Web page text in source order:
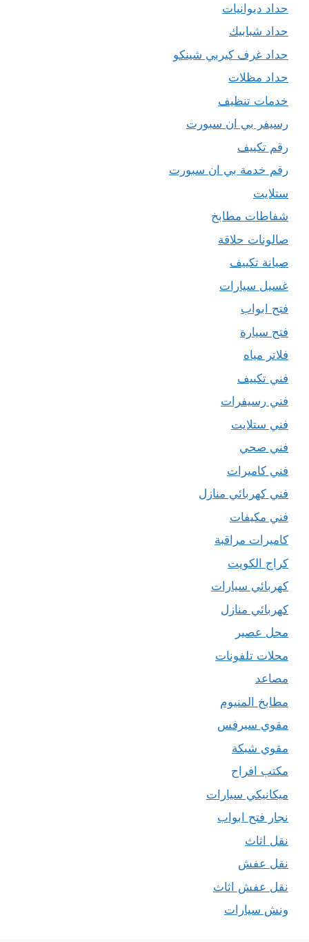
حداد ديوانيات
حداد شبابيك
حداد غرف كيربي شينكو
حداد مظلات
خدمات تنظيف
رسيفر بي ان سبورت
رقم تكييف
رقم خدمة بي ان سبورت
ستلايت
شفاطات مطابخ
صالونات حلاقة
صيانة تكييف
غسيل سيارات
فتح ابواب
فتح سيارة
فلاتر مياه
فني تكييف
فني رسيفرات
فني ستلايت
فني صحي
فني كاميرات
فني كهربائي منازل
فني مكيفات
كاميرات مراقبة
كراج الكويت
كهربائي سيارات
كهربائي منازل
محل عصير
محلات تلفونات
مصاعد
مطابخ المنيوم
مقوي سيرفس
مقوي شبكة
مكتب افراح
ميكانيكي سيارات
نجار فتح ابواب
نقل اثاث
نقل عفش
نقل عفش اثاث
ونش سيارات